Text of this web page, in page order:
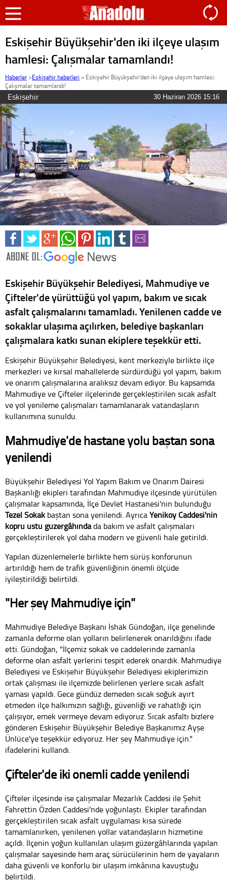
Eskişehir Büyükşehir'den iki ilçeye ulaşım
hamlesi: Çalışmalar tamamlandı!
Haberler >Eskişehir haberleri » Eskişehir Büyükşehir'den iki ilçeye ulaşım hamlesi:
Çalışmalar tamamlandı!
Eskişehir 30 Haziran 2026 15:16
Eskişehir Büyükşehir Belediyesi, Mahmudiye ve
Çifteler'de yürüttüğü yol yapım, bakım ve sıcak
asfalt çalışmalarını tamamladı. Yenilenen cadde ve
sokaklar ulaşıma açılırken, belediye başkanları
çalışmalara katkı sunan ekiplere teşekkür etti.
Eskişehir Büyükşehir Belediyesi, kent merkeziyle birlikte ilçe
merkezleri ve kırsal mahallelerde sürdürdüğü yol yapım, bakım
ve onarım çalışmalarına aralıksız devam ediyor. Bu kapsamda
Mahmudiye ve Çifteler ilçelerinde gerçekleştirilen sıcak asfalt
ve yol yenileme çalışmaları tamamlanarak vatandaşların
kullanımına sunuldu.
Mahmudiye'de hastane yolu baştan sona
yenilendi
Büyükşehir Belediyesi Yol Yapım Bakım ve Onarım Dairesi
Başkanlığı ekipleri tarafından Mahmudiye ilçesinde yürütülen
çalışmalar kapsamında, İlçe Devlet Hastanesi'nin bulunduğu
Tezel Sokak baştan sona yenilendi. AyrıcaYeniköy Caddesi'nin
köprü üstü güzergâhındada bakım ve asfalt çalışmaları
gerçekleştirilerek yol daha modern ve güvenli hale getirildi.
Yapılan düzenlemelerle birlikte hem sürüş konforunun
artırıldığı hem de trafik güvenliğinin önemli ölçüde
iyileştirildiği belirtildi.
"Her şey Mahmudiye için"
Mahmudiye Belediye Başkanı İshak Gündoğan, ilçe genelinde
zamanla deforme olan yolların belirlenerek onarıldığını ifade
etti. Gündoğan, "İlçemiz sokak ve caddelerinde zamanla
deforme olan asfalt yerlerini tespit ederek onardık. Mahmudiye
Belediyesi ve Eskişehir Büyükşehir Belediyesi ekiplerimizin
ortak çalışması ile ilçemizde belirlenen yerlere sıcak asfalt
yaması yapıldı. Gece gündüz demeden sıcak soğuk ayırt
etmeden ilçe halkımızın sağlığı, güvenliği ve rahatlığı için
çalışıyor, emek vermeye devam ediyoruz. Sıcak asfaltı bizlere
gönderen Eskişehir Büyükşehir Belediye Başkanımız Ayşe
Ünlüce'ye teşekkür ediyoruz. Her şey Mahmudiye için."
ifadelerini kullandı.
Çifteler'de iki önemli cadde yenilendi
Çifteler ilçesinde ise çalışmalar Mezarlık Caddesi ile Şehit
Fahrettin Özden Caddesi'nde yoğunlaştı. Ekipler tarafından
gerçekleştirilen sıcak asfalt uygulaması kısa sürede
tamamlanırken, yenilenen yollar vatandaşların hizmetine
açıldı. İlçenin yoğun kullanılan ulaşım güzergâhlarında yapılan
çalışmalar sayesinde hem araç sürücülerinin hem de yayaların
daha güvenli ve konforlu bir ulaşım imkânına kavuştuğu
belirtildi.